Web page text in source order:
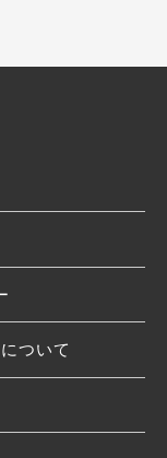
ついて